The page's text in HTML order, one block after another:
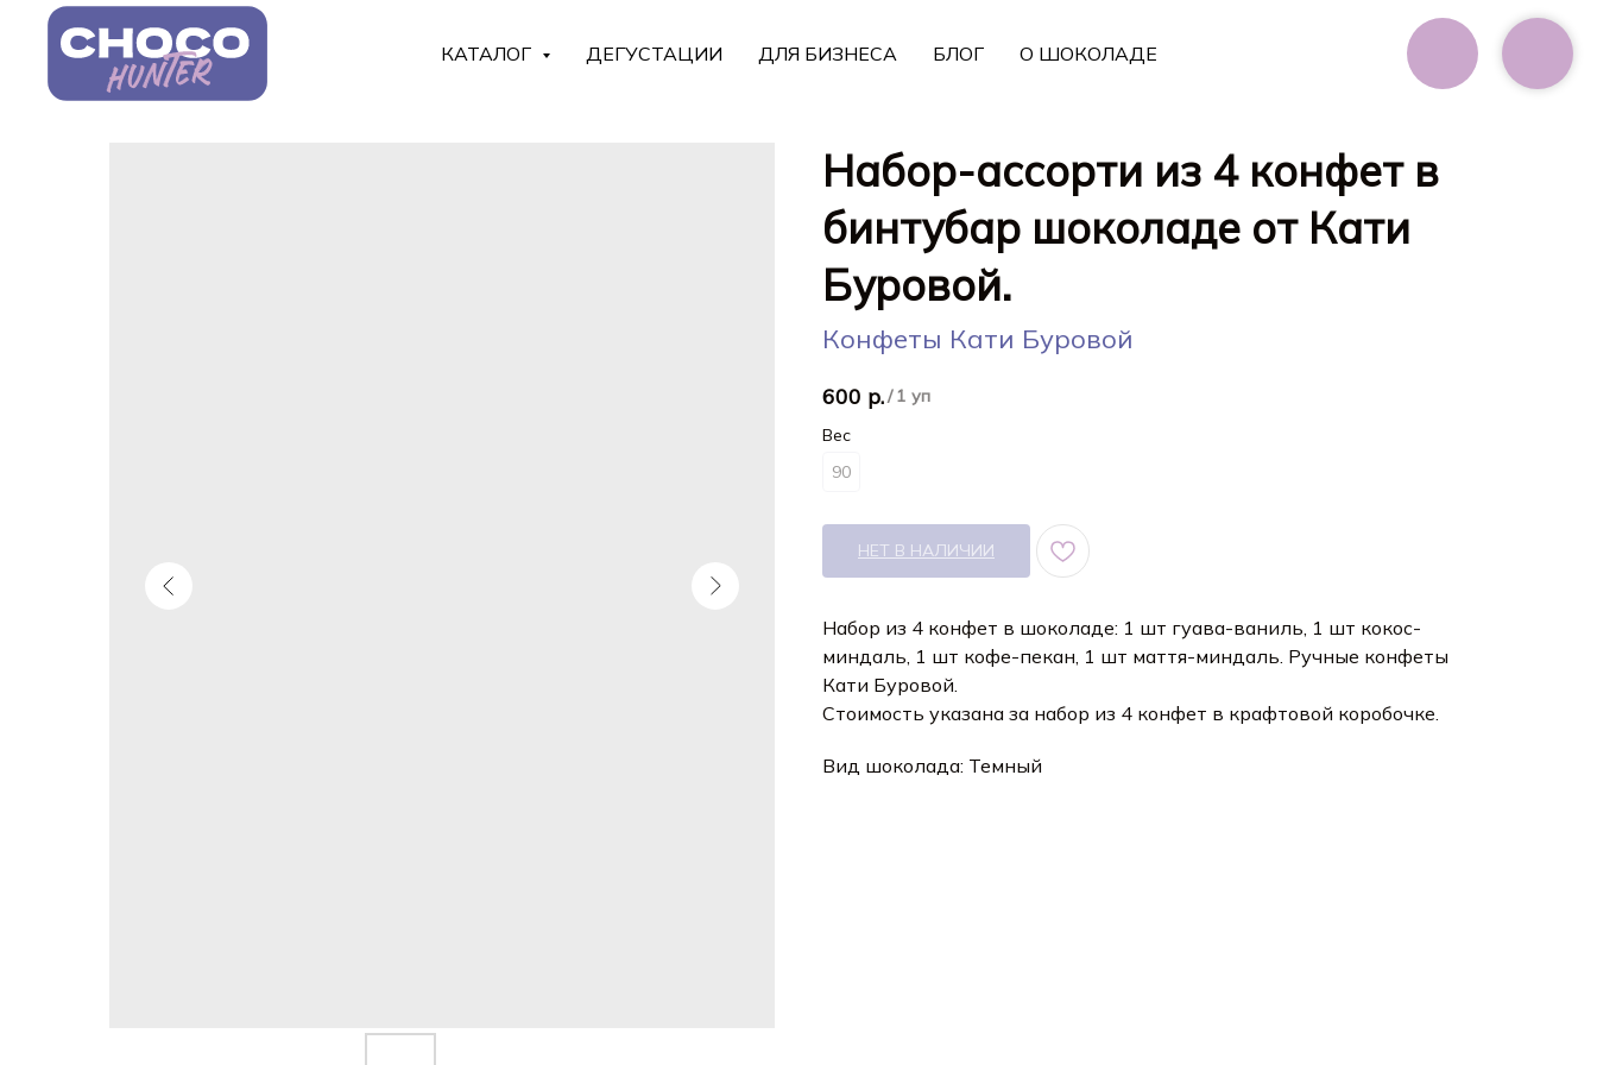
КАТАЛОГ ДЕГУСТАЦИИ ДЛЯ БИЗНЕСА БЛОГ О ШОКОЛАДЕ
Набор-ассорти из 4 конфет в
бинтубар шоколаде от Кати
Буровой.
Конфеты Кати Буровой
600 р./ 1 уп
Вес
90
НЕТ В НАЛИЧИИ
Набор из 4 конфет в шоколаде: 1 шт гуава-ваниль, 1 шт кокос-
миндаль, 1 шт кофе-пекан, 1 шт маття-миндаль. Ручные конфеты
Кати Буровой.
Стоимость указана за набор из 4 конфет в крафтовой коробочке.
Вид шоколада: Темный